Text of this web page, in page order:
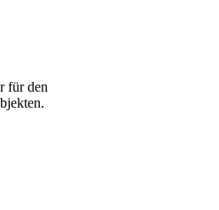
für den